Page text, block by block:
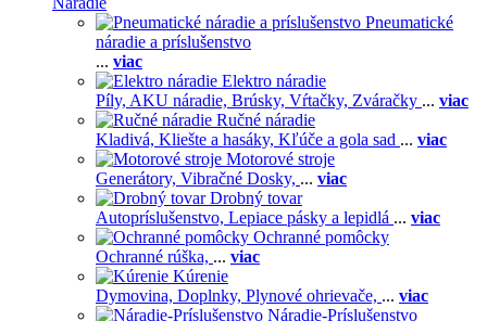
Pneumatické
náradie a príslušenstvo
... viac
Elektro náradie
Píly, AKU náradie, Brúsky, Vŕtačky, Zváračky ... viac
Ručné náradie
Kladivá, Kliešte a hasáky, Kľúče a gola sad ... viac
Motorové stroje
Generátory, Vibračné Dosky, ... viac
Drobný tovar
Autopríslušenstvo, Lepiace pásky a lepidlá ... viac
Ochranné pomôcky
Ochranné rúška, ... viac
Kúrenie
Dymovina, Doplnky, Plynové ohrievače, ... viac
Náradie-Príslušenstvo